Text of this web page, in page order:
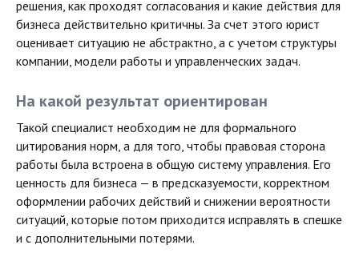
решения, как проходят согласования и какие действия для
бизнеса действительно критичны. За счет этого юрист
оценивает ситуацию не абстрактно, а с учетом структуры
компании, модели работы и управленческих задач.
На какой результат ориентирован
Такой специалист необходим не для формального
цитирования норм, а для того, чтобы правовая сторона
работы была встроена в общую систему управления. Его
ценность для бизнеса — в предсказуемости, корректном
оформлении рабочих действий и снижении вероятности
ситуаций, которые потом приходится исправлять в спешке
и с дополнительными потерями.